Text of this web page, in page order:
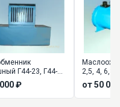
Г44-23, Г44-
25
₽
2,5, 4, 6,3,
от 50